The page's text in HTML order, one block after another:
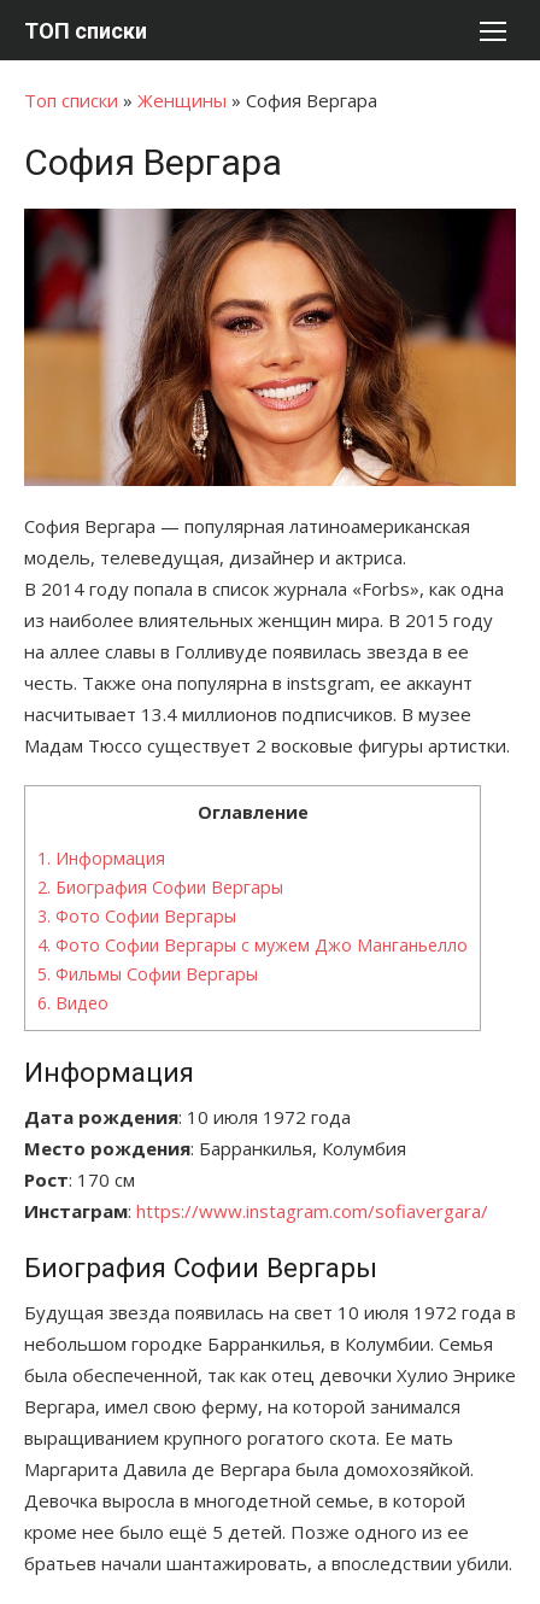
ТОП списки
Топ списки » Женщины » София Вергара
София Вергара
София Вергара — популярная латиноамериканская
модель, телеведущая, дизайнер и актриса.
В 2014 году попала в список журнала «Forbs», как одна
из наиболее влиятельных женщин мира. В 2015 году
на аллее славы в Голливуде появилась звезда в ее
честь. Также она популярна в instsgram, ее аккаунт
насчитывает 13.4 миллионов подписчиков. В музее
Мадам Тюссо существует 2 восковые фигуры артистки.
Оглавление
1. Информация
2. Биография Софии Вергары
3. Фото Софии Вергары
4. Фото Софии Вергары с мужем Джо Манганьелло
5. Фильмы Софии Вергары
6. Видео
Информация
Дата рождения: 10 июля 1972 года
Место рождения: Барранкилья, Колумбия
Рост: 170 см
Инстаграм: https://www.instagram.com/sofiavergara/
Биография Софии Вергары
Будущая звезда появилась на свет 10 июля 1972 года в
небольшом городке Барранкилья, в Колумбии. Семья
была обеспеченной, так как отец девочки Хулио Энрике
Вергара, имел свою ферму, на которой занимался
выращиванием крупного рогатого скота. Ее мать
Маргарита Давила де Вергара была домохозяйкой.
Девочка выросла в многодетной семье, в которой
кроме нее было ещё 5 детей. Позже одного из ее
братьев начали шантажировать, а впоследствии убили.